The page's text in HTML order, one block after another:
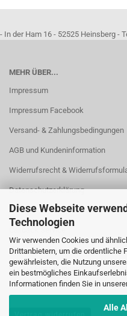
Diese Webseite
Technologien
Wir verwenden Cookies und
Drittanbietern, um die ordentliche
gewährleisten, die Nutzung
ein bestmögliches
Informationen finden Sie in
Alle
Bonsai-Shopping
- In der Ham 16 - 52525 Heinsberg -
MEHR ÜBER...
Impressum
Impressum Facebook
Versand- & Zahlungsbedingungen
AGB und Kundeninformation
Widerrufsrecht &
Datenschutzerklärung
Kontakt
Callback Service
Öffnungszeiten
Cookie Einstellungen